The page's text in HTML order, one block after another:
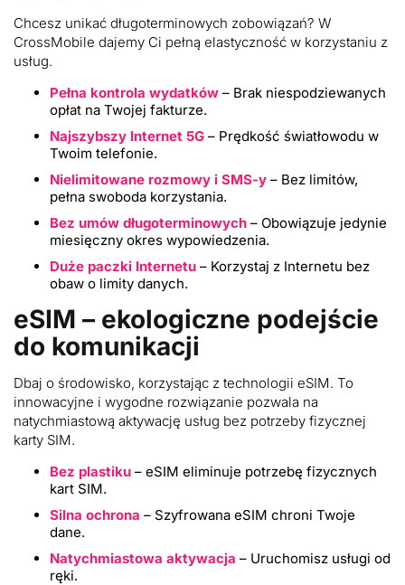
Chcesz unikać długoterminowych zobowiązań? W
CrossMobile dajemy Ci pełną elastyczność w korzystaniu z
usług.
Pełna kontrola wydatków – Brak niespodziewanych
opłat na Twojej fakturze.
Najszybszy Internet 5G – Prędkość światłowodu w
Twoim telefonie.
Nielimitowane rozmowy i SMS-y – Bez limitów,
pełna swoboda korzystania.
Bez umów długoterminowych – Obowiązuje jedynie
miesięczny okres wypowiedzenia.
Duże paczki Internetu – Korzystaj z Internetu bez
obaw o limity danych.
eSIM – ekologiczne podejście
do komunikacji
Dbaj o środowisko, korzystając z technologii eSIM. To
innowacyjne i wygodne rozwiązanie pozwala na
natychmiastową aktywację usług bez potrzeby fizycznej
karty SIM.
Bez plastiku – eSIM eliminuje potrzebę fizycznych
kart SIM.
Silna ochrona – Szyfrowana eSIM chroni Twoje
dane.
Natychmiastowa aktywacja – Uruchomisz usługi od
ręki.